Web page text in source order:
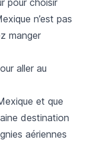
n’est pas
manger
aller au
et que
destination
aériennes